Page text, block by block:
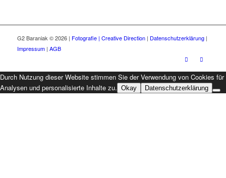
G2 Baraniak © 2026 | Fotografie | Creative Direction| Datenschutzerklärung|
Impressum| AGB
Durch Nutzung dieser Website stimmen Sie der Verwendung von Cookies für
Analysen und personalisierte Inhalte zu. Okay Datenschutzerklärung